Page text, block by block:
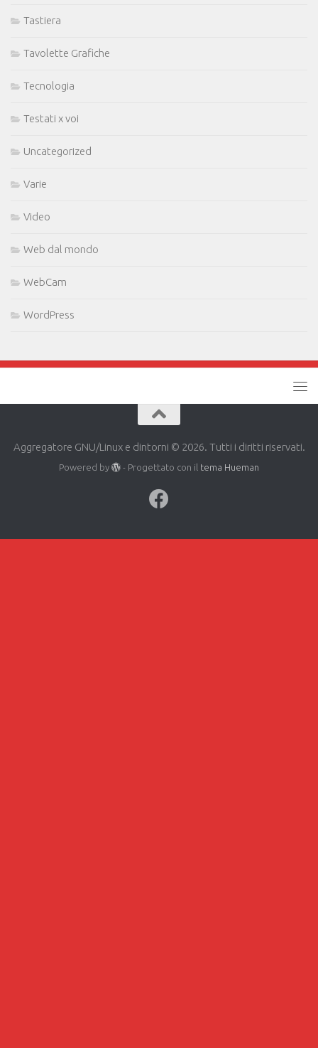
Tastiera
Tavolette Grafiche
Tecnologia
Testati x voi
Uncategorized
Varie
Video
Web dal mondo
WebCam
WordPress
Aggregatore GNU/Linux e dintorni © 2026. Tutti i diritti riservati.
Powered by - Progettato con il tema Hueman